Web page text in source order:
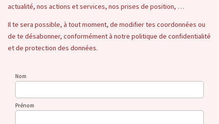
actualité, nos actions et services, nos prises de position, …
Il te sera possible, à tout moment, de modifier tes coordonnées ou
de te désabonner, conformément à notre politique de confidentialité
et de protection des données.
Nom
Prénom